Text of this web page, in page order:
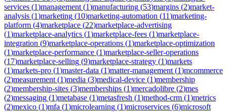
services (1)management (1)manufacturing (53)margins (2)market-
analysis (1)marketing (10)marketing-automation (11)marketing-
platform (4)marketplace (22)marketplace-advertising
(1)marketplace-analytics (1)marketplace-fees (1)marketplace-
integration (9)marketplace-operations (1)marketplace-optimization
(1)marketplace-performance (1)marketplace-seller-operations
(17)marketplace-selling (9)marketplace-strategy (1)markets
(1)markets-pro (1)master-data (1)matter-management (1)mcommerce
(2)measurement (1)media (3)medical-device (1)membership
(2)membership-sites (3)memberships (1)mercadolibre (2)mes
(2)messaging (1)metabase (1)metasfresh (1)method-crm (1)metrics
(2)mexico (1)mfa (1)microlearning (1)microservices (6)microsoft